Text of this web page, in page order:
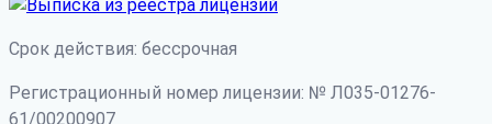
Срок действия: бессрочная
Регистрационный номер лицензии: № Л035-01276-
61/00200907